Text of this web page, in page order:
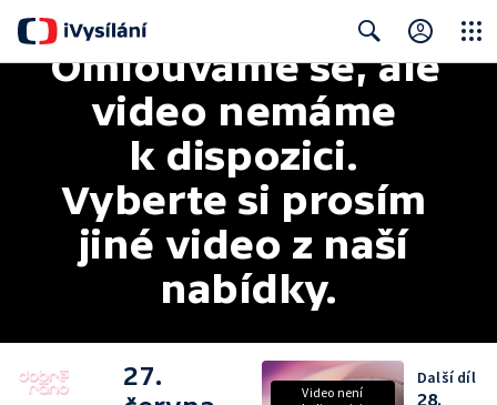
Search
Omlouváme se, ale
video nemáme
k dispozici.
Vyberte si prosím
jiné video z naší
nabídky.
27.
Video není
Další díl
28.